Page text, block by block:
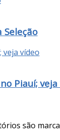
Piauí;
são